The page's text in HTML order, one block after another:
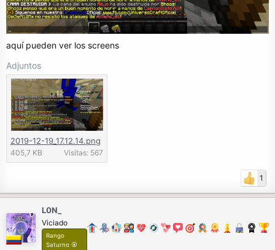
aquí pueden ver los screens
Adjuntos
2019-12-19_17.12.14.png
405,7 KB Visitas: 567
1
L0N_
Viciado
Rango
Saturno ⦿